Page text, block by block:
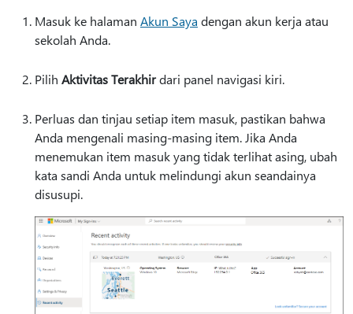
Masuk ke halaman Akun Saya dengan akun kerja atau
sekolah Anda.
Pilih Aktivitas Terakhirdari panel navigasi kiri.
Perluas dan tinjau setiap item masuk, pastikan bahwa
Anda mengenali masing-masing item. Jika Anda
menemukan item masuk yang tidak terlihat asing, ubah
kata sandi Anda untuk melindungi akun seandainya
disusupi.